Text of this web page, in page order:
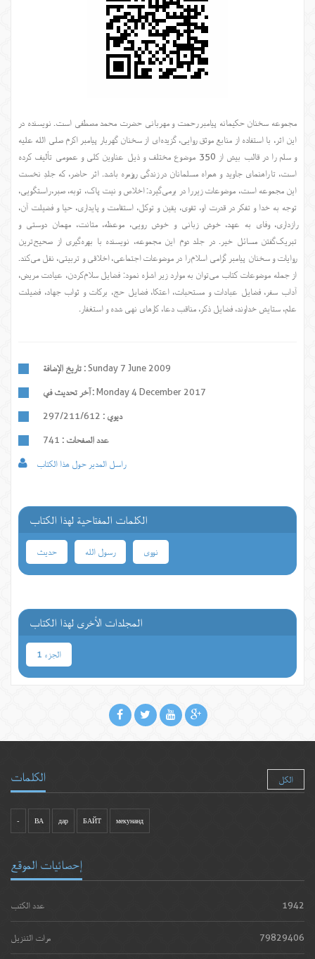
مجموعه سخنان حکیمانه پیامبر رحمت و مهربانی حضرت محمد مصطفی است. نویسنده در
این اثر، با استفاده از منابع موثق روایی، گزیده‌ای از سخنان گهربار پیامبر اکرم صلی الله علیه
و سلم را در قالب بیش از 350 موضوع مختلف و ذیل عناوین کلی و عمومی تألیف کرده
است، تا راهنمای جاوید و همراه مسلمانان در زندگی روزمره باشد. اثر حاضر، که جلدِ نخست
این مجموعه است، موضوعات زیر را در برمی‌گیرد: اخلاص و نیت پاک، توبه، صبر، راستگویی،
توجه به خدا و تفکر در قدرت او، تقوی، یقین و توکل، استقامت و پایداری، حیا و فضیلت آن،
رازداری، وفای به عهد، خوش زبانی و خوش رویی، موعظه، متانت، مهمان دوستی و
تبریک‌گفتن مسائل خیر. در جلد دوم این مجموعه، نویسنده با بهره‌گیری از صحیح‌ترین
روایات و سخنان پیامبر گرامی اسلام را در موضوعات اجتماعی، اخلاقی و تربیتی، نقل می‌کند.
از جمله موضوعات کتاب می‌توان به موارد زیر اشاره نمود: فضایل سلام‌کردن، عیادت مریض،
آداب سفر، فضایل عبادات و مستحبات، اعتکا، فضایل حج، برکات و ثواب جهاد، فضیلت
علم، ستایش خداوند، فضایل ذکر، مناقب دعا، کارهای نهی شده و استغفار.
تاريخ الإضافة : Sunday 7 June 2009
آخر تحديث في : Monday 4 December 2017
ديوي : 297/211/612
عدد الصفحات :
راسل المدير حول هذا الكتاب
الكلمات المفتاحية لهذا الكتاب
حدیث رسول الله نووی
المجلدات الأخرى لهذا الكتاب
الجزء 1
الكلمات الكل
- ВА дар БАЙТ мекунанд
إحصائيات الموقع
عدد الكتب 1942
مرات التنزيل 79829406